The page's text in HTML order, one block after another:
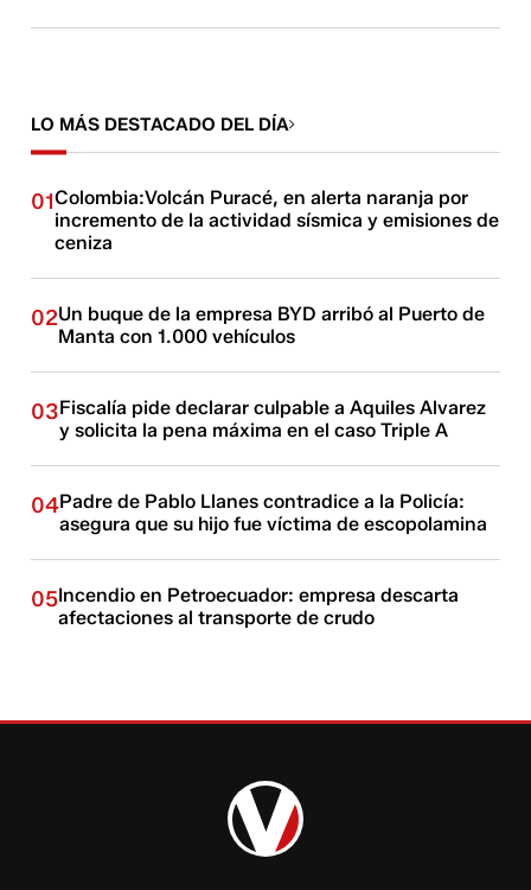
LO MÁS DESTACADO DEL DÍA
01Colombia:Volcán Puracé, en alerta naranja por
incremento de la actividad sísmica y emisiones de
ceniza
02Un buque de la empresa BYD arribó al Puerto de
Manta con 1.000 vehículos
03Fiscalía pide declarar culpable a Aquiles Alvarez
y solicita la pena máxima en el caso Triple A
04Padre de Pablo Llanes contradice a la Policía:
asegura que su hijo fue víctima de escopolamina
05Incendio en Petroecuador: empresa descarta
afectaciones al transporte de crudo